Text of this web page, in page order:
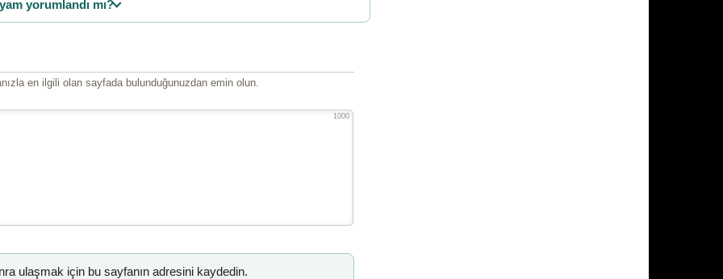
yorumlandı mı?
en ilgili olan sayfada bulunduğunuzdan emin olun.
1000
ulaşmak için bu sayfanın adresini kaydedin.